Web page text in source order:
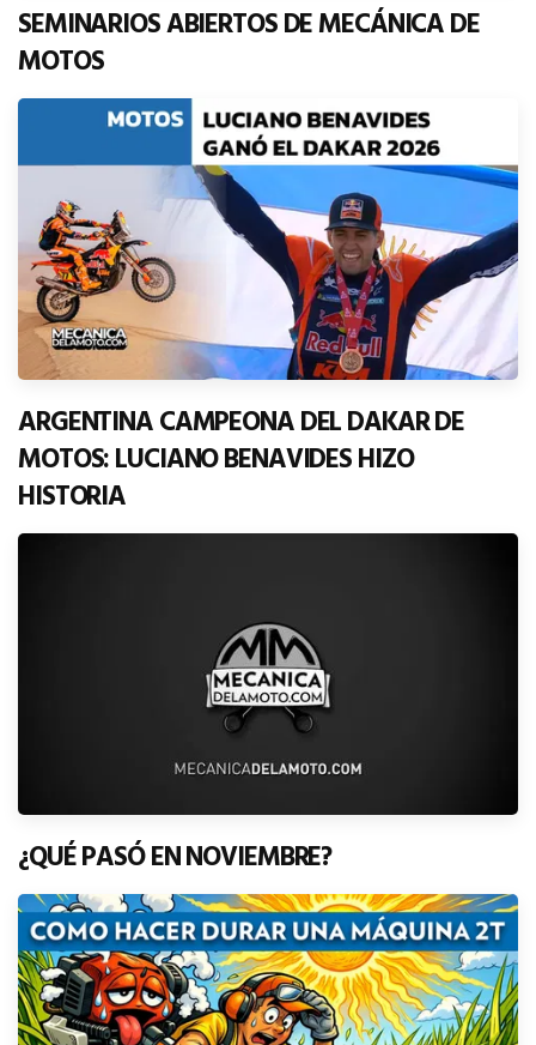
SEMINARIOS ABIERTOS DE MECÁNICA DE
MOTOS
ARGENTINA CAMPEONA DEL DAKAR DE
MOTOS: LUCIANO BENAVIDES HIZO
HISTORIA
¿QUÉ PASÓ EN NOVIEMBRE?